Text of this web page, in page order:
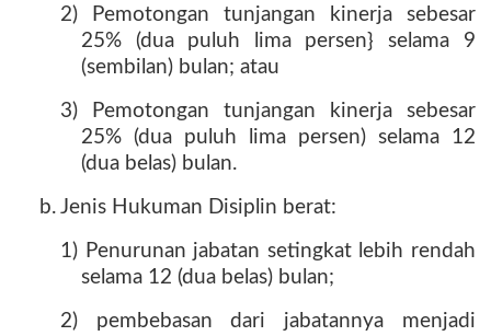
2) Pemotongan tunjangan kinerja sebesar
25% (dua puluh lima persen} selama 9
(sembilan) bulan; atau
3) Pemotongan tunjangan kinerja sebesar
25% (dua puluh lima persen) selama 12
(dua belas) bulan.
b. Jenis Hukuman Disiplin berat:
1) Penurunan jabatan setingkat lebih rendah
selama 12 (dua belas) bulan;
2) pembebasan dari jabatannya menjadi